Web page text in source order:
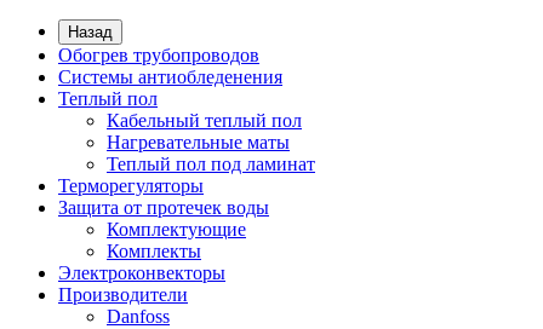
Назад
Обогрев трубопроводов
Системы антиобледенения
Теплый пол
Кабельный теплый пол
Нагревательные маты
Теплый пол под ламинат
Терморегуляторы
Защита от протечек воды
Комплектующие
Комплекты
Электроконвекторы
Производители
Danfoss